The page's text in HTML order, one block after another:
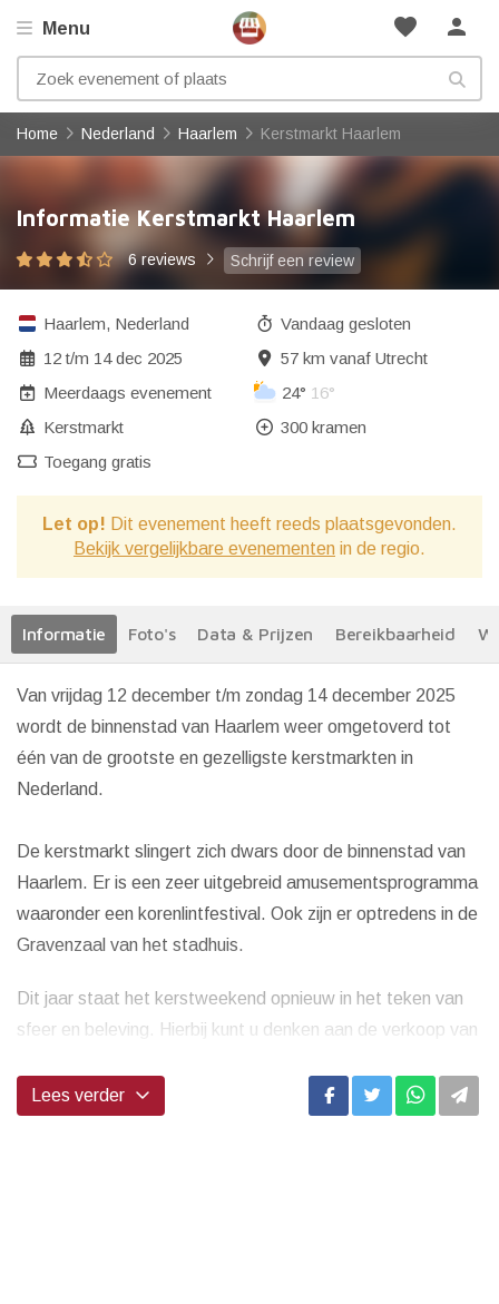
favorite person
Menu
Home Nederland Haarlem Kerstmarkt Haarlem
Informatie Kerstmarkt Haarlem
6 reviews Schrijf een review
Haarlem, Nederland
12t/m 14 dec 2025
Meerdaags evenement
Kerstmarkt
Toegang gratis
Vandaag gesloten
57 km vanaf Utrecht
24° 16°
300 kramen
Let op! Dit evenement heeft reeds plaatsgevonden.
Bekijk vergelijkbare evenementen in de regio.
Informatie Foto's Data & Prijzen Bereikbaarheid
Van vrijdag 12 december t/m zondag 14 december 2025
wordt de binnenstad van Haarlem weer omgetoverd tot
één van de grootste en gezelligste kerstmarkten in
Nederland.
De kerstmarkt slingert zich dwars door de binnenstad van
Haarlem. Er is een zeer uitgebreid amusementsprogramma
waaronder een korenlintfestival. Ook zijn er optredens in de
Gravenzaal van het stadhuis.
Dit jaar staat het kerstweekend opnieuw in het teken van
sfeer en beleving. Hierbij kunt u denken aan de verkoop van
Lees verder